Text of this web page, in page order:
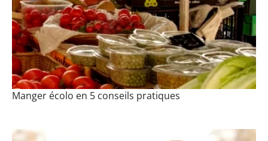
Manger écolo en 5 conseils pratiques